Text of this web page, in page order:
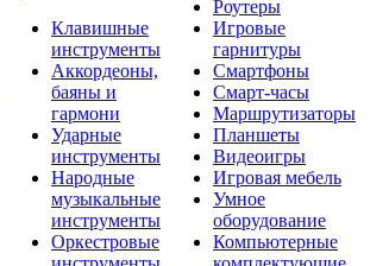
Клавишные
инструменты
Аккордеоны,
баяны и
гармони
Ударные
инструменты
Народные
музыкальные
инструменты
Оркестровые
Роутеры
Игровые
гарнитуры
Смартфоны
Смарт-часы
Маршрутизаторы
Планшеты
Видеоигры
Игровая мебель
Умное
оборудование
Компьютерные